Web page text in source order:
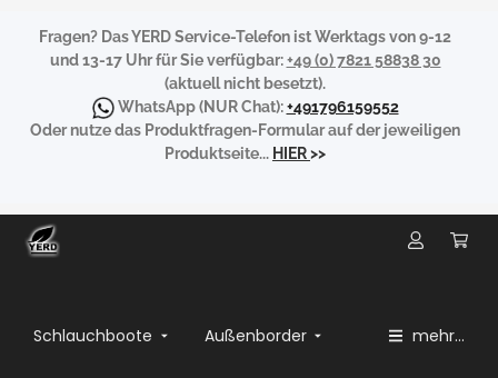
Fragen? Das YERD Service-Telefon ist Werktags von 9-12
und 13-17 Uhr für Sie verfügbar:+49 (0) 7821 58838 30
(aktuell nicht besetzt).
WhatsApp(NUR Chat):+491796159552
Oder nutze das Produktfragen-Formular auf der jeweiligen
Produktseite... HIER>>
Schlauchboote Außenborder mehr...